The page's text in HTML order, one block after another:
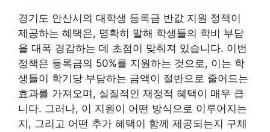
경기도 안산시의 대학생 등록금 반값 지원 정책이
제공하는 혜택은, 명확히 말해 학생들의 학비 부담
을 대폭 경감하는 데 초점이 맞춰져 있습니다. 이번
정책은 등록금의 50%를 지원하는 것으로, 이는 학
생들이 학기당 부담하는 금액이 절반으로 줄어드는
효과를 가져오며, 실질적인 재정적 혜택이 매우 큽
니다. 그러나, 이 지원이 어떤 방식으로 이루어지는
지, 그리고 어떤 추가 혜택이 함께 제공되는지 구체